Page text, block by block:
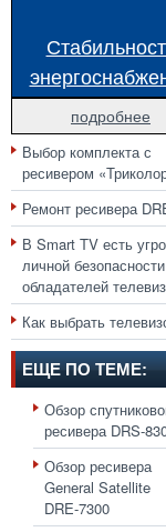
подробнее
Выбор комплекта с
ресивером
Ремонт ресивера
В Smart TV есть
личной безопасности
обладателей
Как выбрать
ЕЩЕ ПО ТЕМЕ:
Обзор
ресивера DRS-
Обзор ресивера
General Satellite
DRE-7300